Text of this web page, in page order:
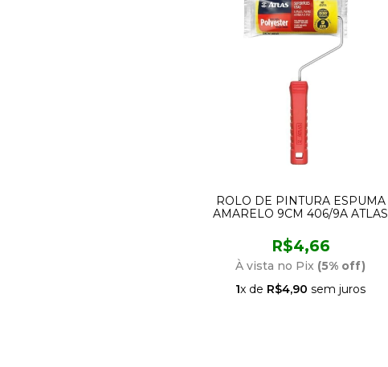
ROLO DE PINTURA ESPUMA
AMARELO 9CM 406/9A ATLAS
R$4,66
À vista no Pix (5% off)
1x de R$4,90 sem juros